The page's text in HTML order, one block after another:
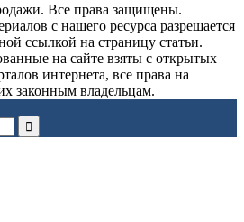
Все права защищены.
с нашего ресурса разрешается
ссылкой на страницу статьи.
на сайте взяты с открытых
интернета, все права на
законным владельцам.